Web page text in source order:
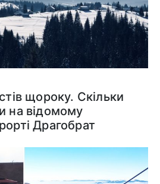
щороку. Скільки
на відомому
Драгобрат